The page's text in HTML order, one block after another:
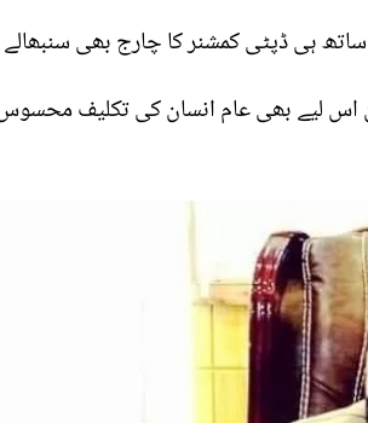
اس لیے بھی عام انسان کی تکلیف